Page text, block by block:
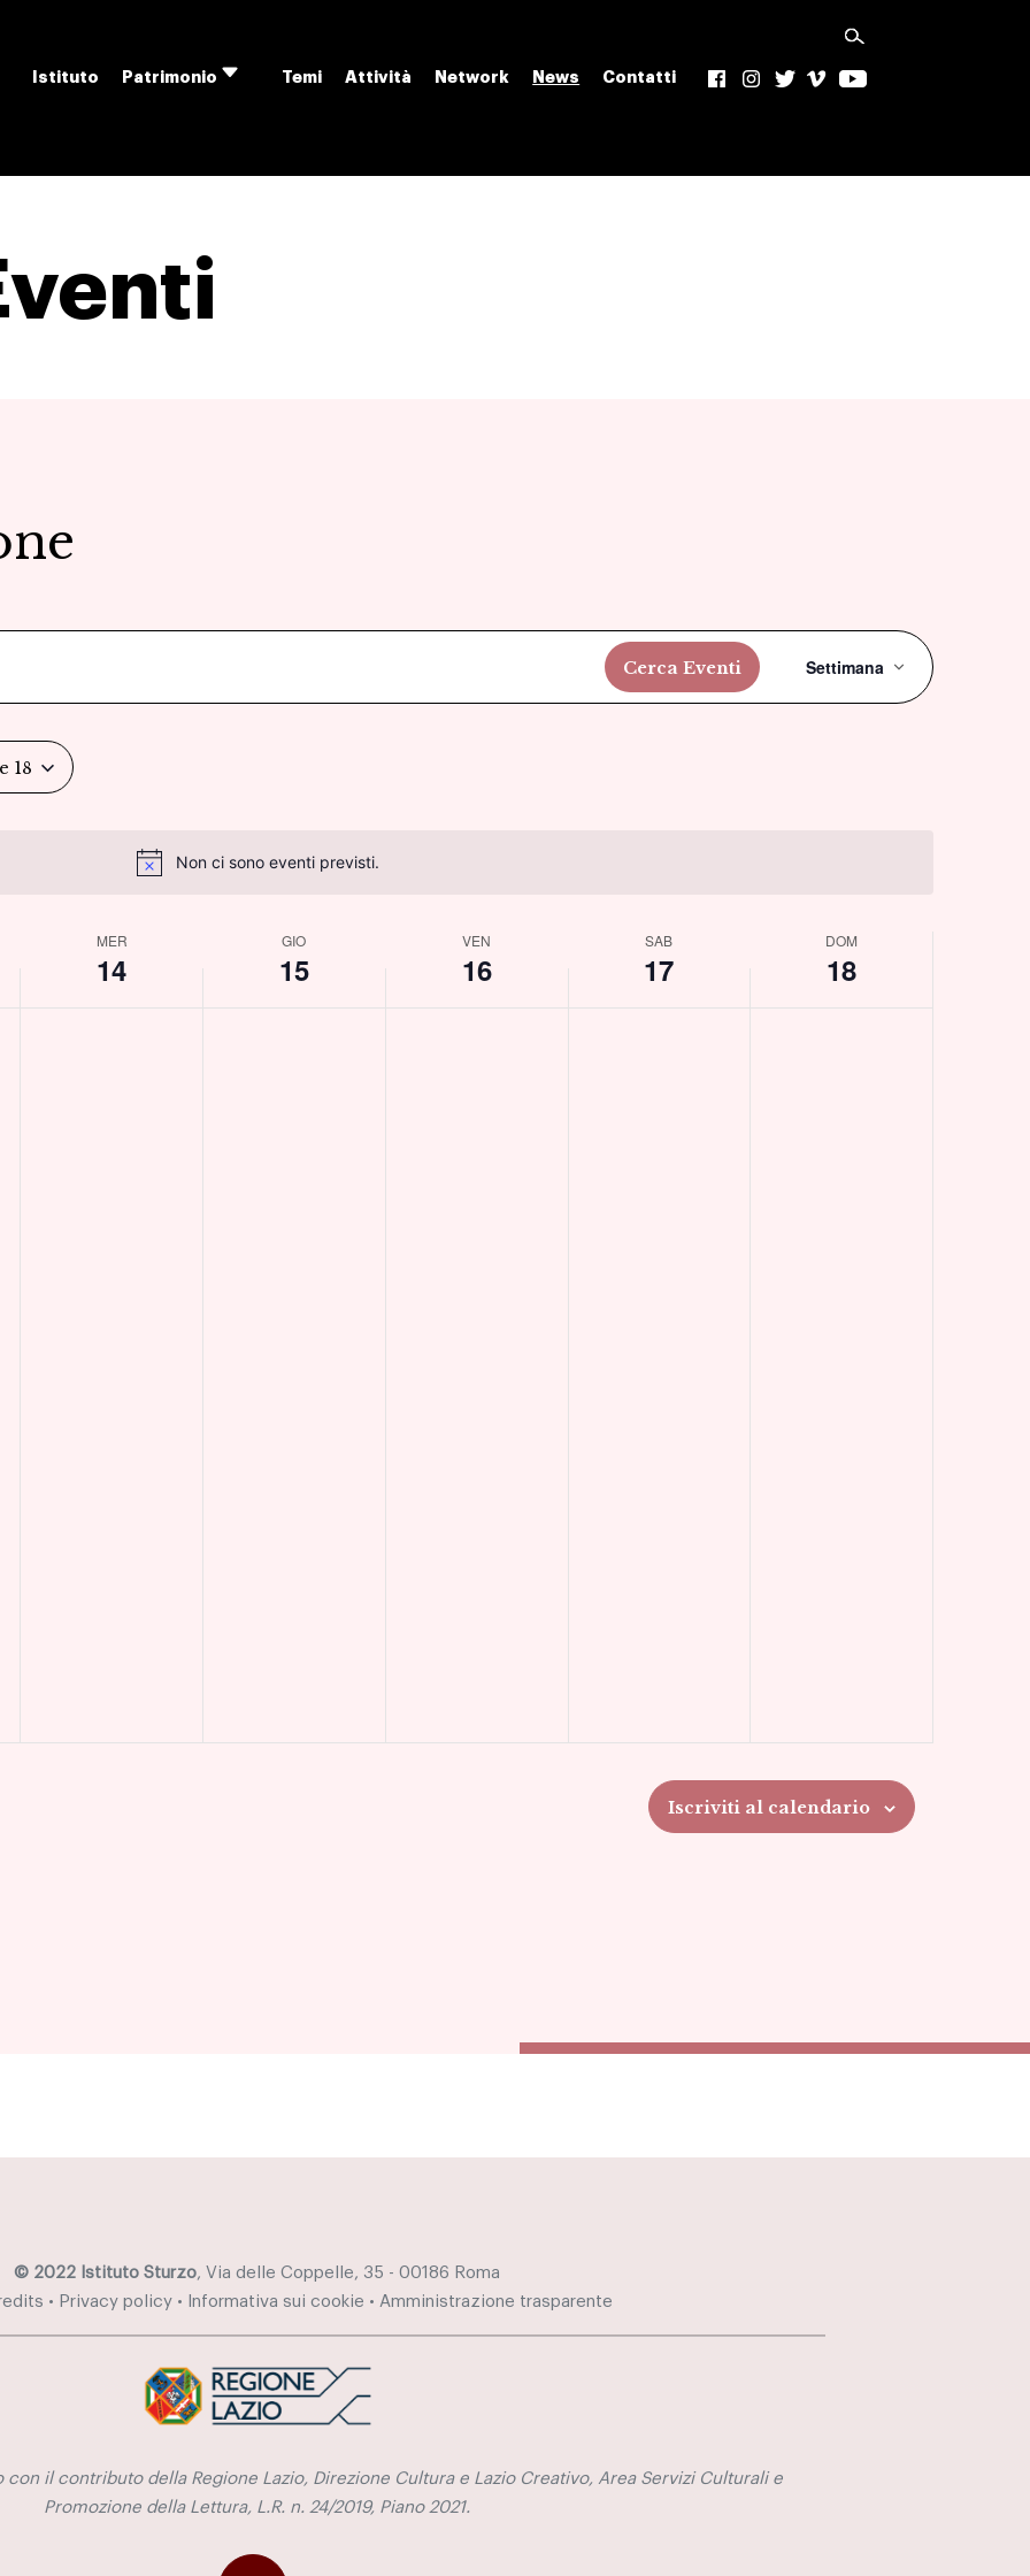
Istituto Patrimonio Temi Attività Network News Contatti f Ig v yt
Non ci sono eventi previsti.
Cerca Eventi
Evento
Viste
Settimana
18
MER
14
GIO
15
VEN
16
SAB
17
DOM
18
Iscriviti al calendario
© 2022 Istituto Sturzo, Via delle Coppelle, 35 - 00186 Roma
• Privacy policy• Informativa sui cookie • Amministrazione trasparente
con il contributo della Regione Lazio, Direzione Cultura e Lazio Creativo, Area Servizi Culturali e
Promozione della Lettura, L.R. n. 24/2019, Piano 2021.